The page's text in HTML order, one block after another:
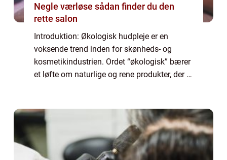
Negle værløse sådan finder du den
rette salon
Introduktion: Økologisk hudpleje er en
voksende trend inden for skønheds- og
kosmetikindustrien. Ordet “økologisk” bærer
et løfte om naturlige og rene produkter, der er